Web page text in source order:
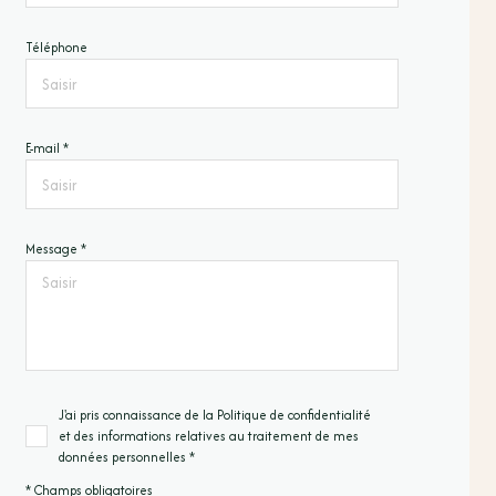
Téléphone
E-mail *
Message *
J'ai pris connaissance de la Politique de confidentialité
et des informations relatives au traitement de mes
données personnelles *
* Champs obligatoires